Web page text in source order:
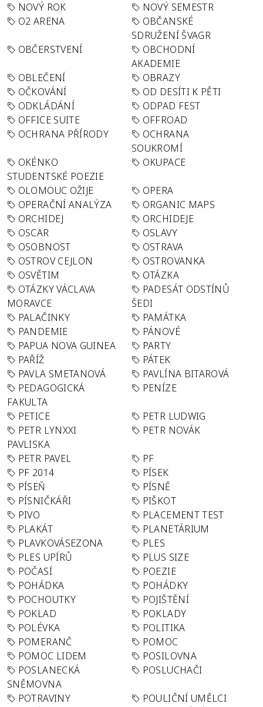
NOVÝ ROK
NOVÝ SEMESTR
O2 ARENA
OBČANSKÉ
SDRUŽENÍ ŠVAGR
OBČERSTVENÍ
OBCHODNÍ
AKADEMIE
OBLEČENÍ
OBRAZY
OČKOVÁNÍ
OD DESÍTI K PĚTI
ODKLÁDÁNÍ
ODPAD FEST
OFFICE SUITE
OFFROAD
OCHRANA PŘÍRODY
OCHRANA
SOUKROMÍ
OKÉNKO
STUDENTSKÉ POEZIE
OKUPACE
OLOMOUC OŽIJE
OPERA
OPERAČNÍ ANALÝZA
ORGANIC MAPS
ORCHIDEJ
ORCHIDEJE
OSCAR
OSLAVY
OSOBNOST
OSTRAVA
OSTROV CEJLON
OSTROVANKA
OSVĚTIM
OTÁZKA
OTÁZKY VÁCLAVA
MORAVCE
PADESÁT ODSTÍNŮ
ŠEDI
PALAČINKY
PAMÁTKA
PANDEMIE
PÁNOVÉ
PAPUA NOVA GUINEA
PARTY
PAŘÍŽ
PÁTEK
PAVLA SMETANOVÁ
PAVLÍNA BITAROVÁ
PEDAGOGICKÁ
FAKULTA
PENÍZE
PETICE
PETR LUDWIG
PETR LYNXXI
PAVLISKA
PETR NOVÁK
PETR PAVEL
PF
PF 2014
PÍSEK
PÍSEŇ
PÍSNĚ
PÍSNIČKÁŘI
PIŠKOT
PIVO
PLACEMENT TEST
PLAKÁT
PLANETÁRIUM
PLAVKOVÁSEZONA
PLES
PLES UPÍRŮ
PLUS SIZE
POČASÍ
POEZIE
POHÁDKA
POHÁDKY
POCHOUTKY
POJIŠTĚNÍ
POKLAD
POKLADY
POLÉVKA
POLITIKA
POMERANČ
POMOC
POMOC LIDEM
POSILOVNA
POSLANECKÁ
SNĚMOVNA
POSLUCHAČI
POTRAVINY
POULIČNÍ UMĚLCI